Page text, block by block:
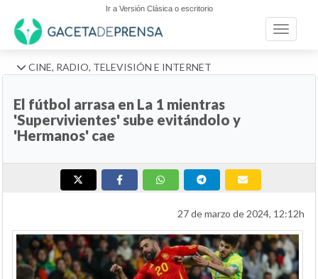
Ir a Versión Clásica o escritorio
Toggle
CINE, RADIO, TELEVISIÓN E INTERNET
El fútbol arrasa en La 1 mientras
'Supervivientes' sube evitándolo y
'Hermanos' cae
27 de marzo de 2024, 12:12h